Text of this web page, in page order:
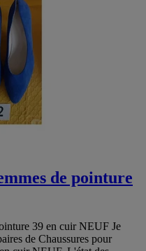
de pointure
39 en cuir NEUF Je
de Chaussures pour